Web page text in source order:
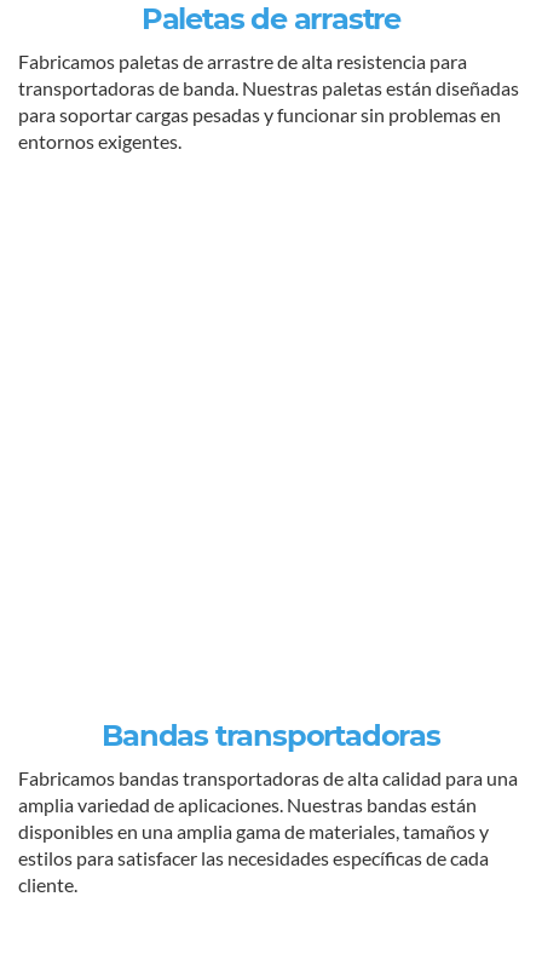
Paletas de arrastre
Fabricamos paletas de arrastre de alta resistencia para
transportadoras de banda. Nuestras paletas están diseñadas
para soportar cargas pesadas y funcionar sin problemas en
entornos exigentes.
Bandas transportadoras
Fabricamos bandas transportadoras de alta calidad para una
amplia variedad de aplicaciones. Nuestras bandas están
disponibles en una amplia gama de materiales, tamaños y
estilos para satisfacer las necesidades específicas de cada
cliente.